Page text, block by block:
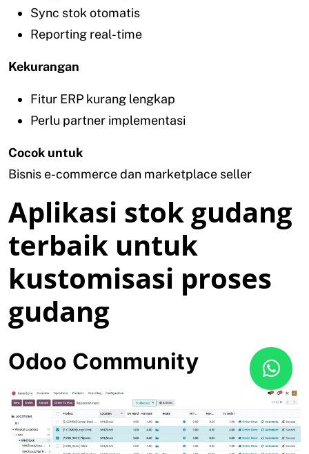
Sync stok otomatis
Reporting real-time
Kekurangan
Fitur ERP kurang lengkap
Perlu partner implementasi
Cocok untuk
Bisnis e-commerce dan marketplace seller
Aplikasi stok gudang
terbaik untuk
kustomisasi proses
gudang
Odoo Community